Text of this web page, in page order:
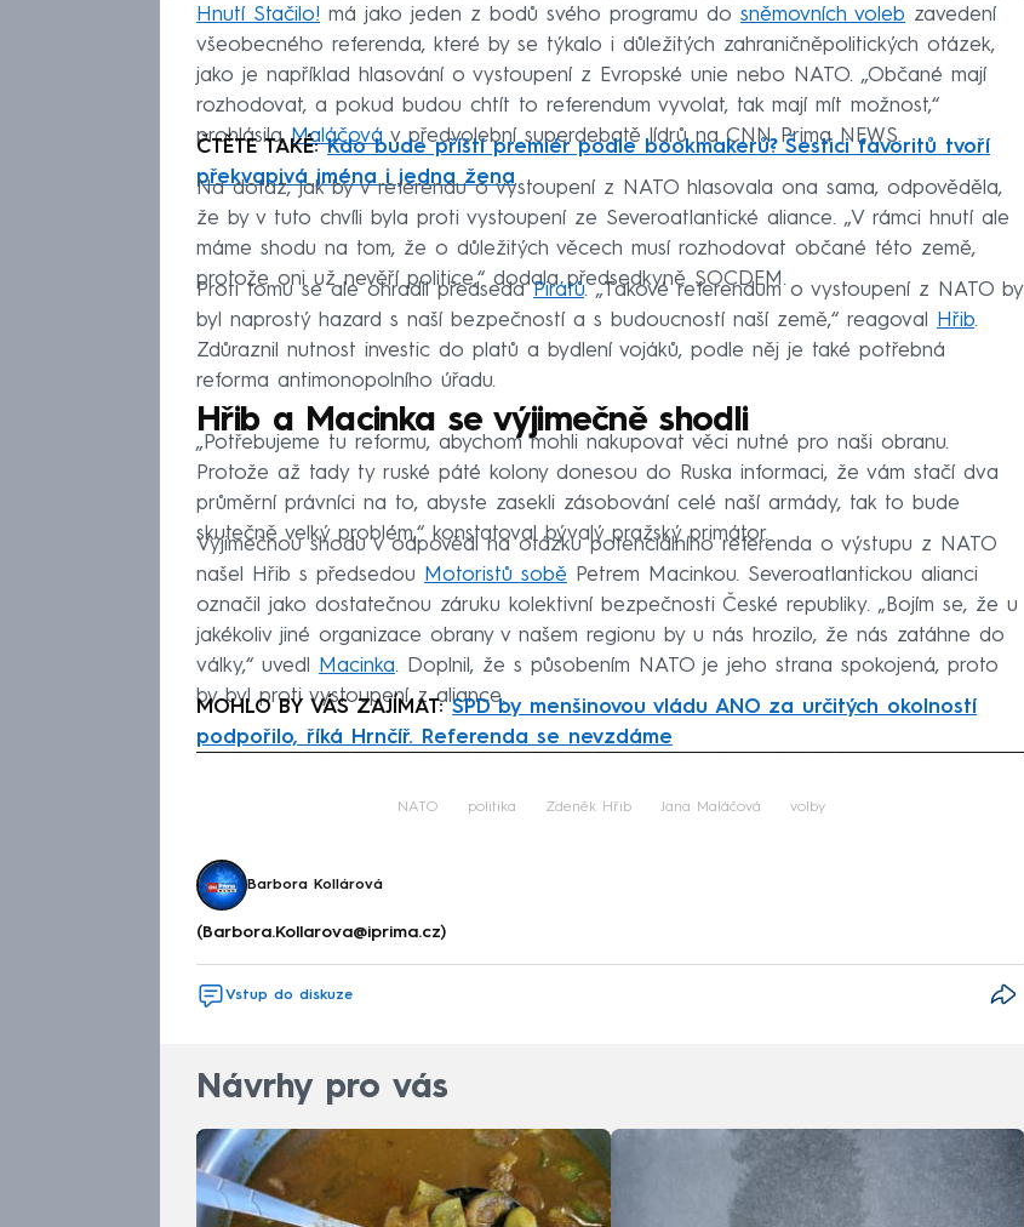
Hnutí Stačilo! má jako jeden z bodů svého programu do sněmovních voleb zavedení
všeobecného referenda, které by se týkalo i důležitých zahraničněpolitických otázek,
jako je například hlasování o vystoupení z Evropské unie nebo NATO. „Občané mají
rozhodovat, a pokud budou chtít to referendum vyvolat, tak mají mít možnost,“
prohlásila Maláčováv předvolební superdebatě lídrů na CNN Prima NEWS.
ČTĚTE TAKÉ:Kdo bude příští premiér podle bookmakerů? Šestici favoritů tvoří
překvapivá jména i jedna žena
Na dotaz, jak by v referendu o vystoupení z NATO hlasovala ona sama, odpověděla,
že by v tuto chvíli byla proti vystoupení ze Severoatlantické aliance. „V rámci hnutí ale
máme shodu na tom, že o důležitých věcech musí rozhodovat občané této země,
protože oni už nevěří politice,“ dodala předsedkyně SOCDEM.
Proti tomu se ale ohradil předsedaPirátů. „Takové referendum o vystoupení z NATO by
byl naprostý hazard s naší bezpečností a s budoucností naší země,“ reagoval Hřib.
Zdůraznil nutnost investic do platů a bydlení vojáků, podle něj je také potřebná
reforma antimonopolního úřadu.
Hřib a Macinka se výjimečně shodli
„Potřebujeme tu reformu, abychom mohli nakupovat věci nutné pro naši obranu.
Protože až tady ty ruské páté kolony donesou do Ruska informaci, že vám stačí dva
průměrní právníci na to, abyste zasekli zásobování celé naší armády, tak to bude
skutečně velký problém,“ konstatoval bývalý pražský primátor.
Výjimečnou shodu v odpovědi na otázku potenciálního referenda o výstupu z NATO
našel Hřib s předsedou Motoristů sobě Petrem Macinkou. Severoatlantickou alianci
označil jako dostatečnou záruku kolektivní bezpečnosti České republiky. „Bojím se, že u
jakékoliv jiné organizace obrany v našem regionu by u nás hrozilo, že nás zatáhne do
války,“ uvedl Macinka. Doplnil, že s působením NATO je jeho strana spokojená, proto
by byl proti vystoupení z aliance.
MOHLO BY VÁS ZAJÍMAT:SPD by menšinovou vládu ANO za určitých okolností
podpořilo, říká Hrnčíř. Referenda se nevzdáme
NATO politika Zdeněk Hřib Jana Maláčová volby
Barbora Kollárová
(Barbora.Kollarova@iprima.cz)
Vstup do diskuze
Návrhy pro vás